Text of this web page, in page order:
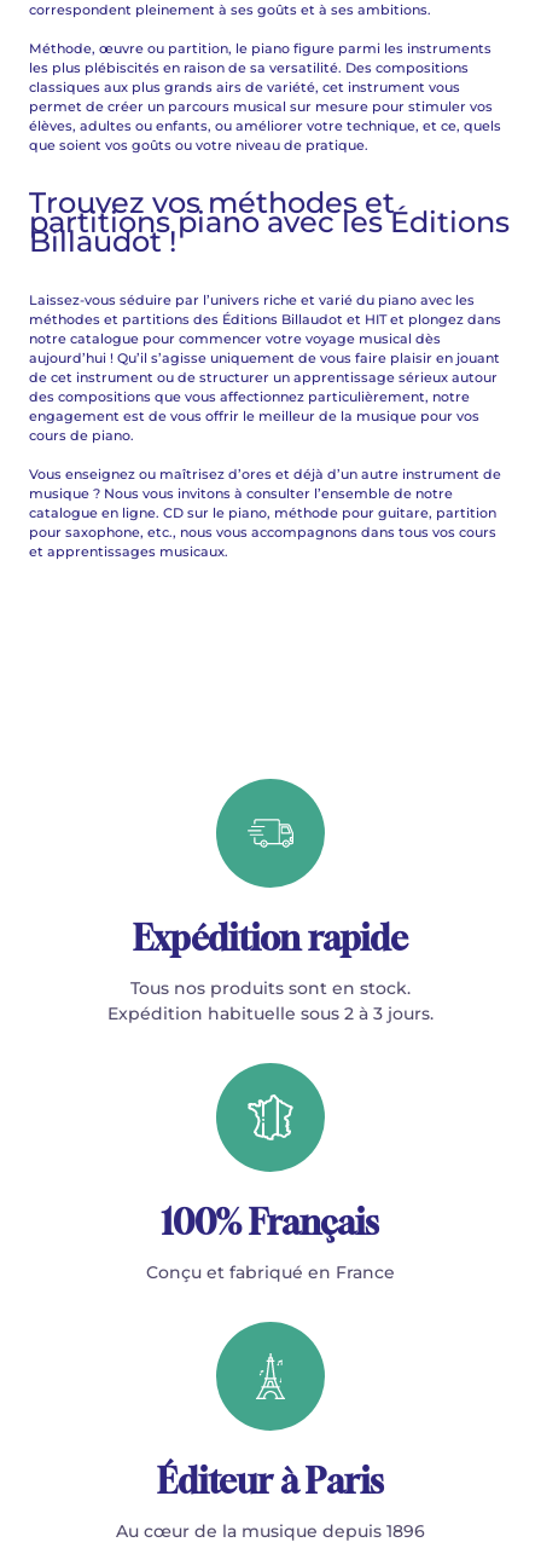
correspondent pleinement à ses goûts et à ses ambitions.
Méthode, œuvre ou partition, le piano figure parmi les instruments
les plus plébiscités en raison de sa versatilité. Des compositions
classiques aux plus grands airs de variété, cet instrument vous
permet de créer un parcours musical sur mesure pour stimuler vos
élèves, adultes ou enfants, ou améliorer votre technique, et ce, quels
que soient vos goûts ou votre niveau de pratique.
Trouvez vos méthodes et
partitions piano avec les Éditions
Billaudot !
Laissez-vous séduire par l’univers riche et varié du piano avec les
méthodes et partitions des Éditions Billaudot et HIT et plongez dans
notre catalogue pour commencer votre voyage musical dès
aujourd’hui ! Qu’il s’agisse uniquement de vous faire plaisir en jouant
de cet instrument ou de structurer un apprentissage sérieux autour
des compositions que vous affectionnez particulièrement, notre
engagement est de vous offrir le meilleur de la musique pour vos
cours de piano.
Vous enseignez ou maîtrisez d’ores et déjà d’un autre instrument de
musique ? Nous vous invitons à consulter l’ensemble de notre
catalogue en ligne. CD sur le piano, méthode pour guitare, partition
pour saxophone, etc., nous vous accompagnons dans tous vos cours
et apprentissages musicaux.
Expédition rapide
Tous nos produits sont en stock.
Expédition habituelle sous 2 à 3 jours.
100% Français
Conçu et fabriqué en France
Éditeur à Paris
Au cœur de la musique depuis 1896